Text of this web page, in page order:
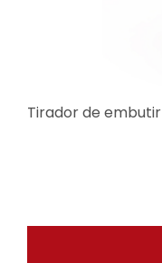
Tirador de embutir